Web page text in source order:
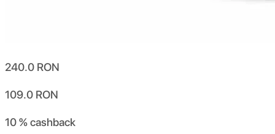
240.0 RON
109.0 RON
10 %cashback